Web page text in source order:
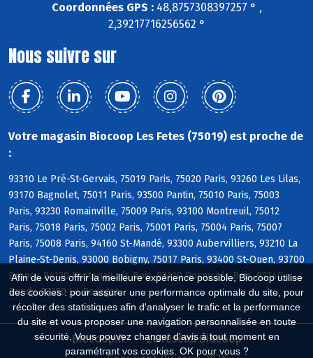
Afin de vous offrir la meilleure expérience possible, Biocoop utilise
des cookies : pour assurer une performance optimale du site, pour
récolter des statistiques afin d'analyser le trafic et la performance
du site et vous proposer une navigation personnalisée en toute
sécurité. Vous pouvez changer d'avis à tout moment en
paramétrant vos cookies. OK pour vous ?
Coordonnées GPS :48,8757308397257 ° ,
2,39217716256562 °
Nous suivre sur
Votre magasin Biocoop Les Fetes (75019) est proche de
:
93310 Le Pré-St-Gervais, 75019 Paris, 75020 Paris, 93260 Les Lilas,
93170 Bagnolet, 75011 Paris, 93500 Pantin, 75010 Paris, 75003
Paris, 93230 Romainville, 75009 Paris, 93100 Montreuil, 75012
Paris, 75018 Paris, 75002 Paris, 75001 Paris, 75004 Paris, 75007
Paris, 75008 Paris, 94160 St-Mandé, 93300 Aubervilliers, 93210 La
Plaine-St-Denis, 93000 Bobigny, 75017 Paris, 93400 St-Ouen, 93700
Drancy, 94120 Fontenay s/s Bois, 93110 Rosny s/s Bois, 93140
Bondy, 93350 Le Bourget
Biocoop.fr
Le réseau Biocoop